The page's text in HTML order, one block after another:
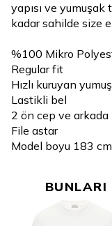
yapısı ve yumuşak
kadar sahilde size
%100 Mikro
Regular fit
Hızlı kuruyan
Lastikli bel
2 ön cep ve
File astar
Model boyu 183
BUNLARI